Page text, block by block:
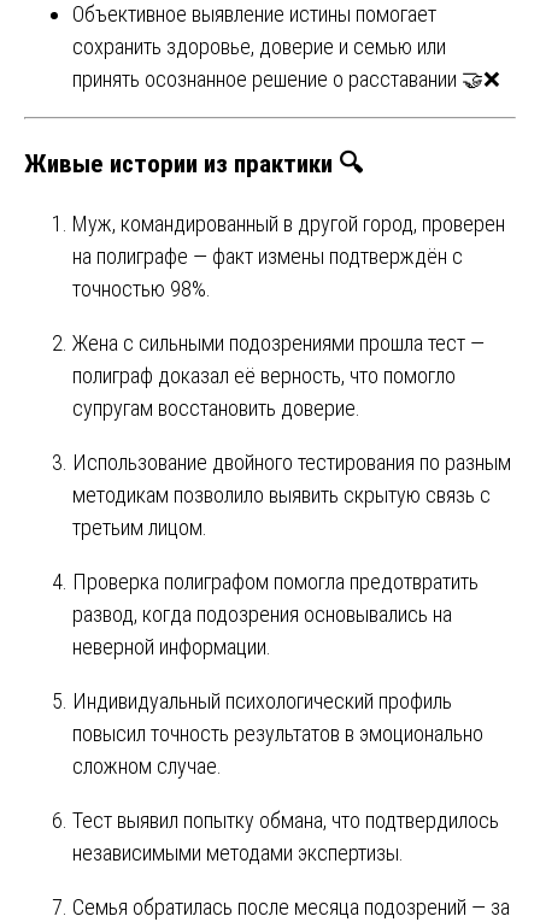
Объективное выявление истины помогает
сохранить здоровье, доверие и семью или
принять осознанное решение о расставании 🤝❌
Живые истории из практики 🔍
Муж, командированный в другой город, проверен
на полиграфе — факт измены подтверждён с
точностью 98%.
Жена с сильными подозрениями прошла тест —
полиграф доказал её верность, что помогло
супругам восстановить доверие.
Использование двойного тестирования по разным
методикам позволило выявить скрытую связь с
третьим лицом.
Проверка полиграфом помогла предотвратить
развод, когда подозрения основывались на
неверной информации.
Индивидуальный психологический профиль
повысил точность результатов в эмоционально
сложном случае.
Тест выявил попытку обмана, что подтвердилось
независимыми методами экспертизы.
Семья обратилась после месяца подозрений — за